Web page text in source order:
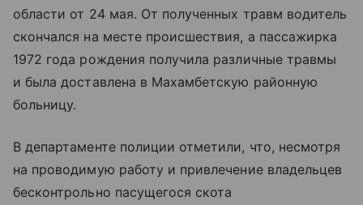
области от 24 мая. От полученных травм водитель
скончался на месте происшествия, а пассажирка
1972 года рождения получила различные травмы
и была доставлена в Махамбетскую районную
больницу.
В департаменте полиции отметили, что, несмотря
на проводимую работу и привлечение владельцев
бесконтрольно пасущегося скота